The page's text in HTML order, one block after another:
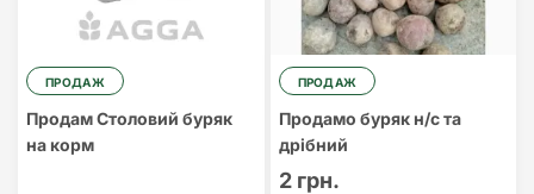
ПРОДАЖ
Продам Столовий буряк
на корм
ПРОДАЖ
Продамо буряк н/с та
дрібний
2 грн.